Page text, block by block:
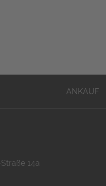
ANKAUF
14a